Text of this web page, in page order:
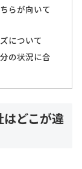
らが向いて
について
の状況に合
どこが違